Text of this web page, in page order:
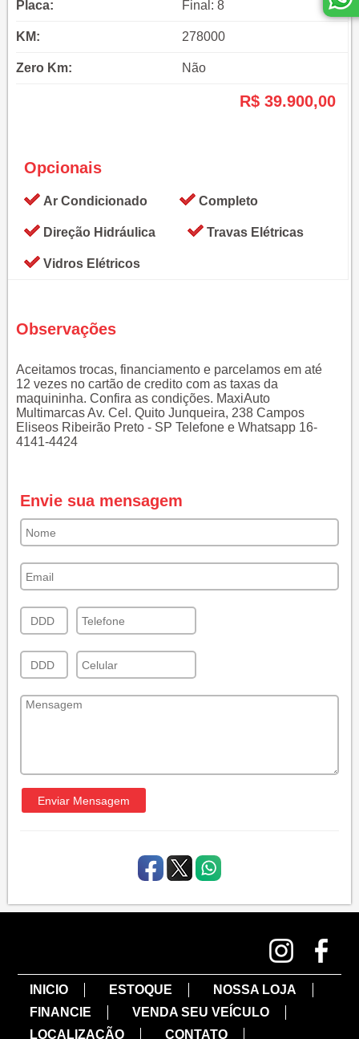
Placa: Final: 8
KM: 278000
Zero Km: Não
R$ 39.900,00
Opcionais
Ar Condicionado Completo
Direção Hidráulica Travas Elétricas
Vidros Elétricos
Observações
Aceitamos trocas, financiamento e parcelamos em até
12 vezes no cartão de credito com as taxas da
maquininha. Confira as condições. MaxiAuto
Multimarcas Av. Cel. Quito Junqueira, 238 Campos
Eliseos Ribeirão Preto - SP Telefone e Whatsapp 16-
4141-4424
Envie sua mensagem
INICIO ESTOQUE
NOSSA LOJA
FINANCIE
VENDA SEU VEÍCULO
LOCALIZAÇÃO
CONTATO